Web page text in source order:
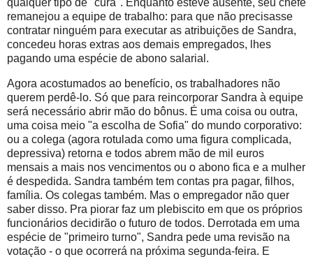
qualquer tipo de "cura". Enquanto esteve ausente, seu chefe
remanejou a equipe de trabalho: para que não precisasse
contratar ninguém para executar as atribuições de Sandra,
concedeu horas extras aos demais empregados, lhes
pagando uma espécie de abono salarial.
Agora acostumados ao benefício, os trabalhadores não
querem perdê-lo. Só que para reincorporar Sandra à equipe
será necessário abrir mão do bônus. É uma coisa ou outra,
uma coisa meio "a escolha de Sofia" do mundo corporativo:
ou a colega (agora rotulada como uma figura complicada,
depressiva) retorna e todos abrem mão de mil euros
mensais a mais nos vencimentos ou o abono fica e a mulher
é despedida. Sandra também tem contas pra pagar, filhos,
família. Os colegas também. Mas o empregador não quer
saber disso. Pra piorar faz um plebiscito em que os próprios
funcionários decidirão o futuro de todos. Derrotada em uma
espécie de "primeiro turno", Sandra pede uma revisão na
votação - o que ocorrerá na próxima segunda-feira. E